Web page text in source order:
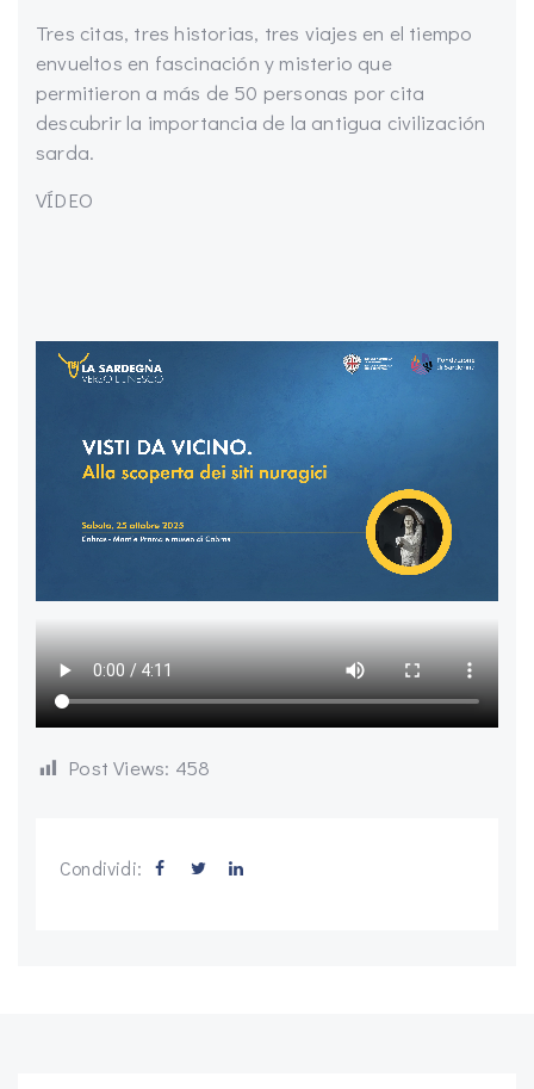
Tres citas, tres historias, tres viajes en el tiempo
envueltos en fascinación y misterio que
permitieron a más de 50 personas por cita
descubrir la importancia de la antigua civilización
sarda.
VÍDEO
Post Views: 458
Condividi: